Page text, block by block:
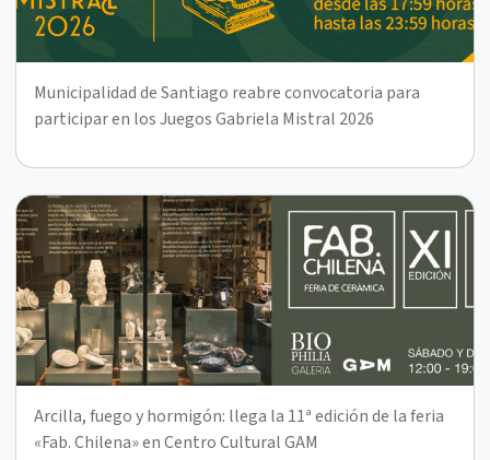
Municipalidad de Santiago reabre convocatoria para
participar en los Juegos Gabriela Mistral 2026
Arcilla, fuego y hormigón: llega la 11ª edición de la feria
«Fab. Chilena» en Centro Cultural GAM